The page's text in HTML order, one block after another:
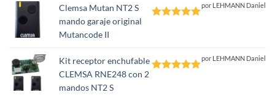
Clemsa Mutan NT2 S
mando garaje original
Mutancode II
por LEHMANN Daniel
Kit receptor enchufable
CLEMSA RNE248 con 2
mandos NT2 S
por LEHMANN Daniel